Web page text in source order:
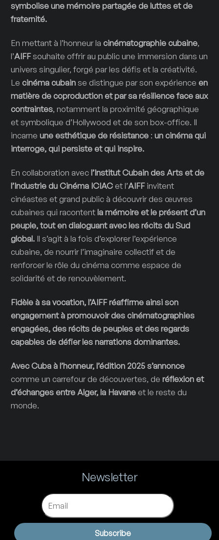
symbolise une mémoire partagée de luttes et de
fraternité.
En mettant à l’honneur lacinématographie cubaine,
l’AIFFsouhaite offrir au public une immersion dans un
univers singulier, forgé par les défis et la créativité.
Lecinéma cubainse distingue par son expérienceen
matière de coproduction et par sa résilience face aux
contraintes, notamment la proximité géographique
et symbolique d’Hollywood et de son box-office. Il
incarneune esthétique de résistance :un cinéma qui
interroge, qui persiste et qui inspire.
En collaboration avecl’Institut Cubain des Arts et de
l’Industrie du Cinéma ICIACet l’AIFFinvitent
cinéastes et grand public à découvrir des œuvres
cubaines qui racontentla mémoire et le présent d’un
peuple, tout en dialoguant avec les récits du Sud
global. Il s’agit à la fois d’explorer l’expérience
cubaine, de nourrir l’imaginaire collectif et de
renforcer le rôle du cinéma comme espace de
solidarité et de renouvèlement.
Fidèle à sa vocation, l’AIFF réaffirme ainsi son
engagement à promouvoir des cinématographies
engagées, des récits de peuples et des regards
capables de défier les narrations dominantes.
Avec Cuba à l’honneur, l’édition 2025 s’annonce
comme un carrefour de découvertes, deréflexion et
d’échanges entre Alger, la Havaneet le reste du
monde.
Newsletter
Email
Subscribe